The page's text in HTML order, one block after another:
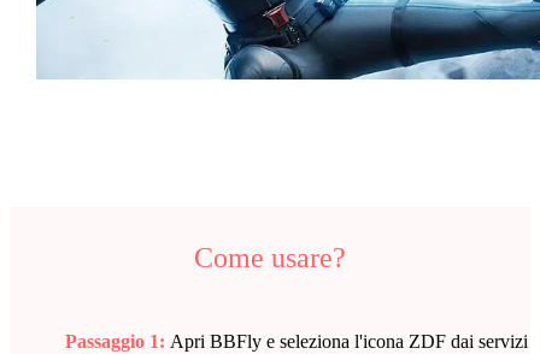
Come usare?
Passaggio 1: Apri BBFly e seleziona l'icona ZDF dai servizi